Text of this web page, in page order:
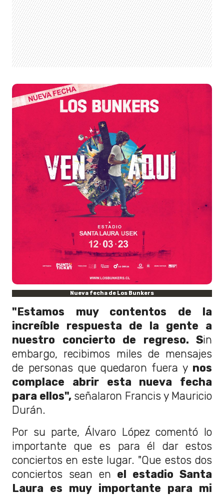
Nueva fecha de Los Bunkers
" Estamos muy contentos de la
increíble respuesta de la gente a
nuestro concierto de regreso. Sin
embargo, recibimos miles de mensajes
de personas que quedaron fuera y nos
complace abrir esta nueva fecha
para ellos", señalaron Francis y Mauricio
Durán.
Por su parte, Álvaro López comentó lo
importante que es para él dar estos
conciertos en este lugar. "Que estos dos
conciertos sean en el estadio Santa
Laura es muy importante para mi